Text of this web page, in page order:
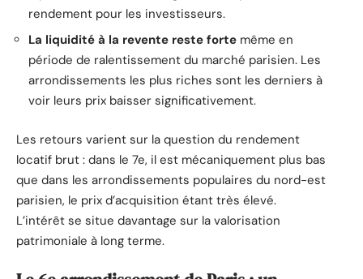
rendement pour les investisseurs.
La liquidité à la revente reste forte même en
période de ralentissement du marché parisien. Les
arrondissements les plus riches sont les derniers à
voir leurs prix baisser significativement.
Les retours varient sur la question du rendement
locatif brut : dans le 7e, il est mécaniquement plus bas
que dans les arrondissements populaires du nord-est
parisien, le prix d’acquisition étant très élevé.
L’intérêt se situe davantage sur la valorisation
patrimoniale à long terme.